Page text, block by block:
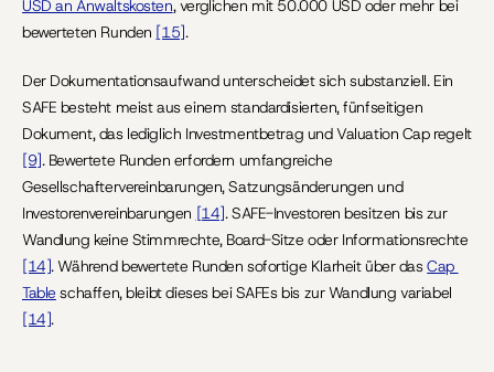
USD an Anwaltskosten, verglichen mit 50.000 USD oder mehr bei
bewerteten Runden [15].
Der Dokumentationsaufwand unterscheidet sich substanziell. Ein
SAFE besteht meist aus einem standardisierten, fünfseitigen
Dokument, das lediglich Investmentbetrag und Valuation Cap regelt
[9]. Bewertete Runden erfordern umfangreiche
Gesellschaftervereinbarungen, Satzungsänderungen und
Investorenvereinbarungen [14]. SAFE-Investoren besitzen bis zur
[14]. Während bewertete Runden sofortige Klarheit über das Cap
Table
[14].